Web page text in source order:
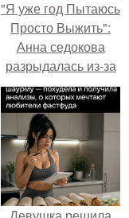
"Я уже год Пытаюсь
Просто Выжить":
Анна седокова
разрыдалась из-за
жесткой травли и
проклятий в сети.